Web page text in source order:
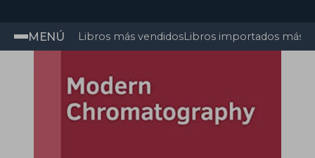
MENÚ Libros más vendidosLibros importados más